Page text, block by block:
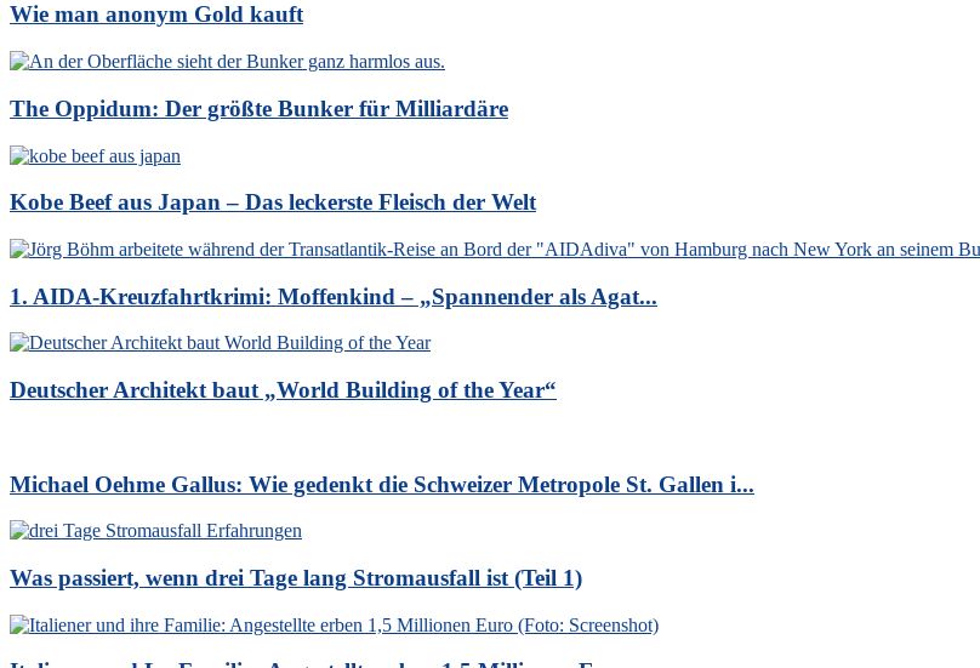
Wie man anonym Gold kauft
The Oppidum: Der größte Bunker für Milliardäre
Kobe Beef aus Japan – Das leckerste Fleisch der Welt
1. AIDA-Kreuzfahrtkrimi: Moffenkind – „Spannender als Agat...
Deutscher Architekt baut „World Building of the Year“
Michael Oehme Gallus: Wie gedenkt die Schweizer Metropole St. Gallen i...
Was passiert, wenn drei Tage lang Stromausfall ist (Teil 1)